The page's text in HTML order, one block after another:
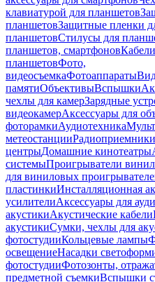
клавиатурой для планшетов
планшетовЗащитные пленки
планшетовСтилусы для
планшетов, смартфонов
планшетовФото,
видеосъемкаФотоаппараты
памятиОбъективыВспышки
чехлы для камерЗарядные
видеокамерАксессуары для
фоторамкиАудиотехника
метеостанцииРадиоприемники
центрыДомашние кинотеатры
системыПроигрыватели
для виниловых
пластинкиИнсталляционная
усилителиАксессуары для
акустикиАкустические кабели
акустикиСумки, чехлы для
фотостудииКольцевые лампы
освещениеНасадки
фотостудииФотозонты,
предметной съемкиВспышки